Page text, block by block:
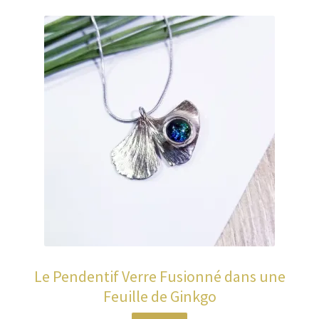
Le Pendentif Verre Fusionné dans une
Feuille de Ginkgo